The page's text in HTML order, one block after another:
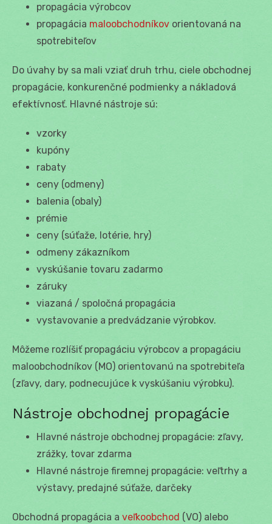
propagácia výrobcov
propagácia maloobchodníkov orientovaná na
spotrebiteľov
Do úvahy by sa mali vziať druh trhu, ciele obchodnej
propagácie, konkurenčné podmienky a nákladová
efektívnosť. Hlavné nástroje sú:
vzorky
kupóny
rabaty
ceny (odmeny)
balenia (obaly)
prémie
ceny (súťaže, lotérie, hry)
odmeny zákazníkom
vyskúšanie tovaru zadarmo
záruky
viazaná / spoločná propagácia
vystavovanie a predvádzanie výrobkov.
Môžeme rozlíšiť propagáciu výrobcov a propagáciu
maloobchodníkov (MO) orientovanú na spotrebiteľa
(zľavy, dary, podnecujúce k vyskúšaniu výrobku).
Nástroje obchodnej propagácie
Hlavné nástroje obchodnej propagácie: zľavy,
zrážky, tovar zdarma
Hlavné nástroje firemnej propagácie: veľtrhy a
výstavy, predajné súťaže, darčeky
Obchodná propagácia a veľkoobchod (VO) alebo